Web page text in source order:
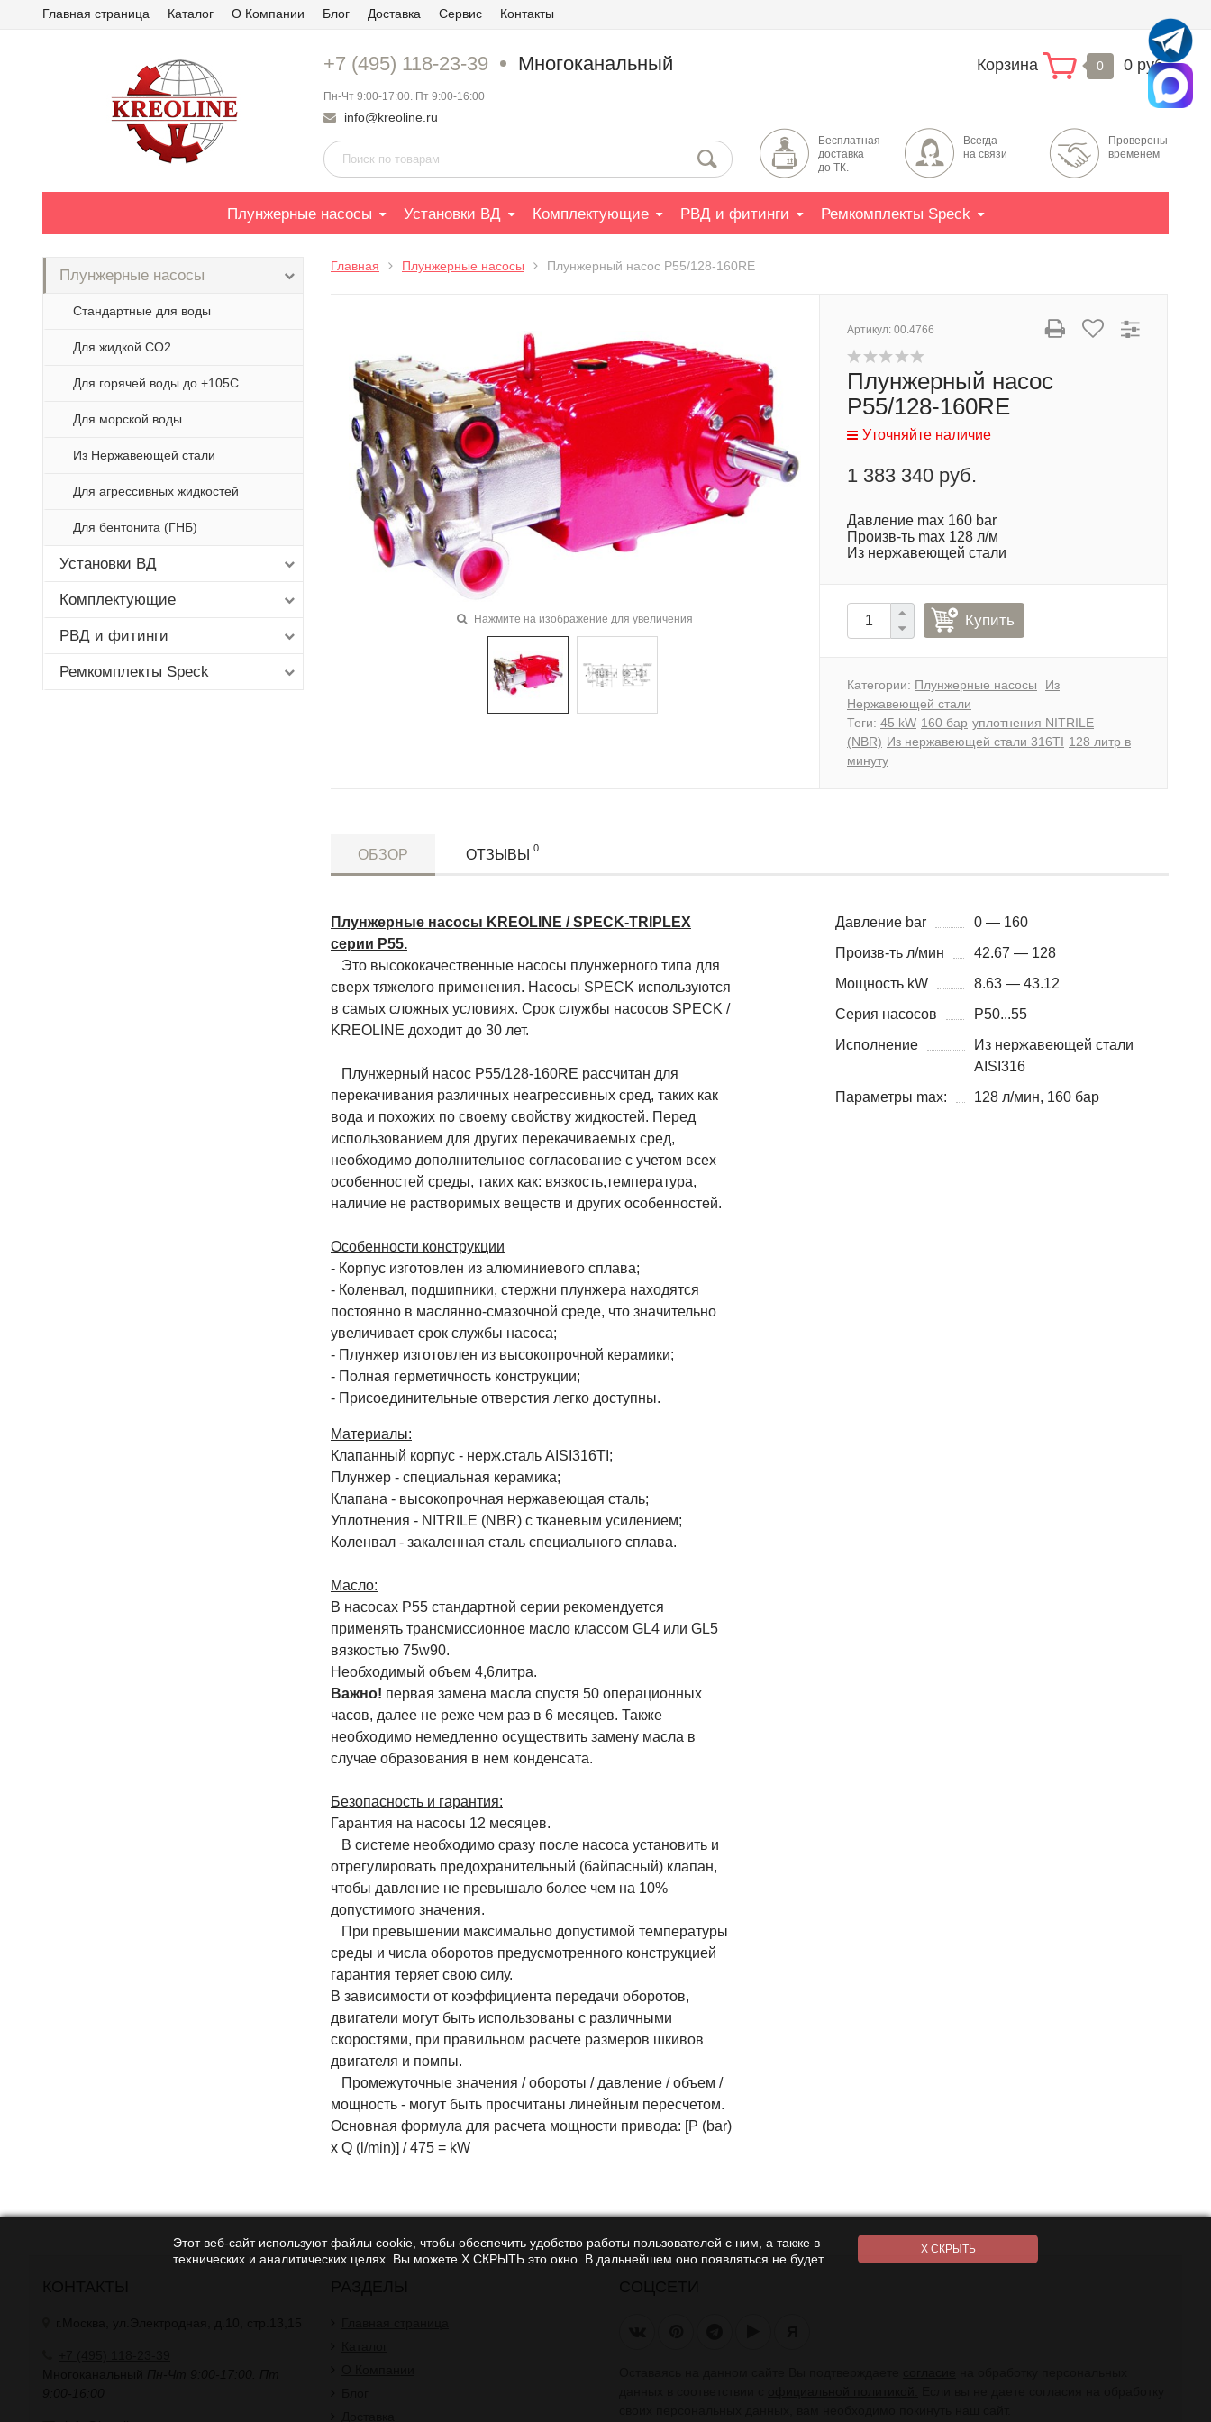
Главная страница Каталог О Компании Блог Доставка Сервис Контакты
+7 (495) 118-23-39 Многоканальный
Пн-Чт 9:00-17:00. Пт 9:00-16:00
info@kreoline.ru
Корзина 0 0 руб.
Бесплатная
доставка
до ТК.
Всегда
на связи
Проверены
временем
Плунжерные насосы Установки ВД Комплектующие РВД и фитинги Ремкомплекты Speck
Плунжерные насосы
Стандартные для воды
Для жидкой СО2
Для горячей воды до +105С
Для морской воды
Из Нержавеющей стали
Для агрессивных жидкостей
Для бентонита (ГНБ)
Установки ВД
Комплектующие
РВД и фитинги
Ремкомплекты Speck
Главная Плунжерные насосы Плунжерный насос P55/128-160RE
Нажмите на изображение для увеличения
Артикул: 00.4766
Плунжерный насос
P55/128-160RE
Уточняйте наличие
1 383 340 руб.
Давление max 160 bar
Произв-ть max 128 л/м
Из нержавеющей стали
Купить
Категории: Плунжерные насосы
Из
Нержавеющей стали
Теги: 45 kW 160 бар уплотнения NITRILE
(NBR) Из нержавеющей стали 316TI 128 литр в
минуту
ОБЗОР ОТЗЫВЫ 0
Плунжерные насосы KREOLINE / SPECK-TRIPLEX
серии P55.
Это высококачественные насосы плунжерного типа для
сверх тяжелого применения. Насосы SPECK используются
в самых сложных условиях. Срок службы насосов SPECK /
KREOLINE доходит до 30 лет.
Плунжерный насос P55/128-160RE рассчитан для
перекачивания различных неагрессивных сред, таких как
вода и похожих по своему свойству жидкостей. Перед
использованием для других перекачиваемых сред,
необходимо дополнительное согласование с учетом всех
особенностей среды, таких как: вязкость,температура,
наличие не растворимых веществ и других особенностей.
Особенности конструкции
- Корпус изготовлен из алюминиевого сплава;
- Коленвал, подшипники, стержни плунжера находятся
постоянно в маслянно-смазочной среде, что значительно
увеличивает срок службы насоса;
- Плунжер изготовлен из высокопрочной керамики;
- Полная герметичность конструкции;
- Присоединительные отверстия легко доступны.
Материалы:
Клапанный корпус - нерж.сталь AISI316TI;
Плунжер - специальная керамика;
Клапана - высокопрочная нержавеющая сталь;
Уплотнения - NITRILE (NBR) с тканевым усилением;
Коленвал - закаленная сталь специального сплава.
Масло:
В насосах P55 стандартной серии рекомендуется
применять трансмиссионное масло классом GL4 или GL5
вязкостью 75w90.
Необходимый объем 4,6литра.
Важно! первая замена масла спустя 50 операционных
часов, далее не реже чем раз в 6 месяцев. Также
необходимо немедленно осуществить замену масла в
случае образования в нем конденсата.
Безопасность и гарантия:
Гарантия на насосы 12 месяцев.
В системе необходимо сразу после насоса установить и
отрегулировать предохранительный (байпасный) клапан,
чтобы давление не превышало более чем на 10%
допустимого значения.
При превышении максимально допустимой температуры
среды и числа оборотов предусмотренного конструкцией
гарантия теряет свою силу.
В зависимости от коэффициента передачи оборотов,
двигатели могут быть использованы с различными
скоростями, при правильном расчете размеров шкивов
двигателя и помпы.
Промежуточные значения / обороты / давление / объем /
мощность - могут быть просчитаны линейным пересчетом.
Основная формула для расчета мощности привода: [P (bar)
x Q (l/min)] / 475 = kW
Давление bar
0 — 160
Произв-ть л/мин
42.67 — 128
Мощность kW
8.63 — 43.12
Серия насосов
P50...55
Исполнение
Из нержавеющей стали
AISI316
Параметры max:
128 л/мин, 160 бар
Этот веб-сайт используют файлы cookie, чтобы обеспечить удобство работы пользователей с ним, а также в
технических и аналитических целях. Вы можете Х СКРЫТЬ это окно. В дальнейшем оно появляться не будет.